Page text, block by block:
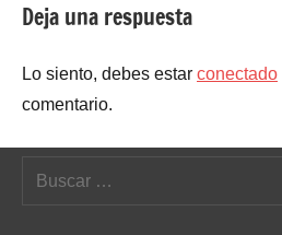
Deja una respuesta
Lo siento, debes estar conectado
comentario.